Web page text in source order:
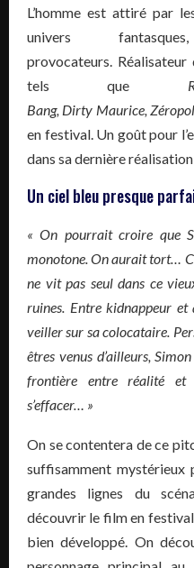
L’homme est attiré par
univers
provocateurs.
tels que
Bang, Dirty Maurice,
en festival. Un goût pour
dans sa dernière réalisation
Un ciel bleu presque
« On pourrait croire que
monotone. On aurait tort…
ne vit pas seul dans ce
ruines. Entre kidnappeur et
veiller sur sa colocataire.
êtres venus d’ailleurs,
frontière entre réalité
s’effacer… »
On se contentera de ce
suffisamment mystérieux
grandes lignes du
découvrir le film en
bien développé. On